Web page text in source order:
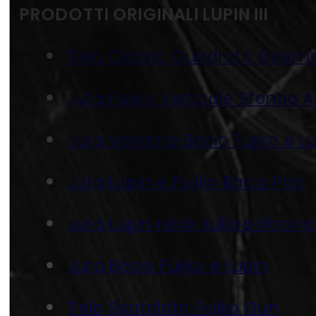
PRODOTTI ORIGINALI LUPIN III
Tela Classic Quadrato
Juta Fujiko Verticale Sfondo
Juta variante Bacio Fujiko e
Juta Lupin e Fujiko Bacio Pop
Juta Lupin relax sulla poltrona
Juta Bacio Fujiko e Lupin
Tela Spatolato Fujiko Gun